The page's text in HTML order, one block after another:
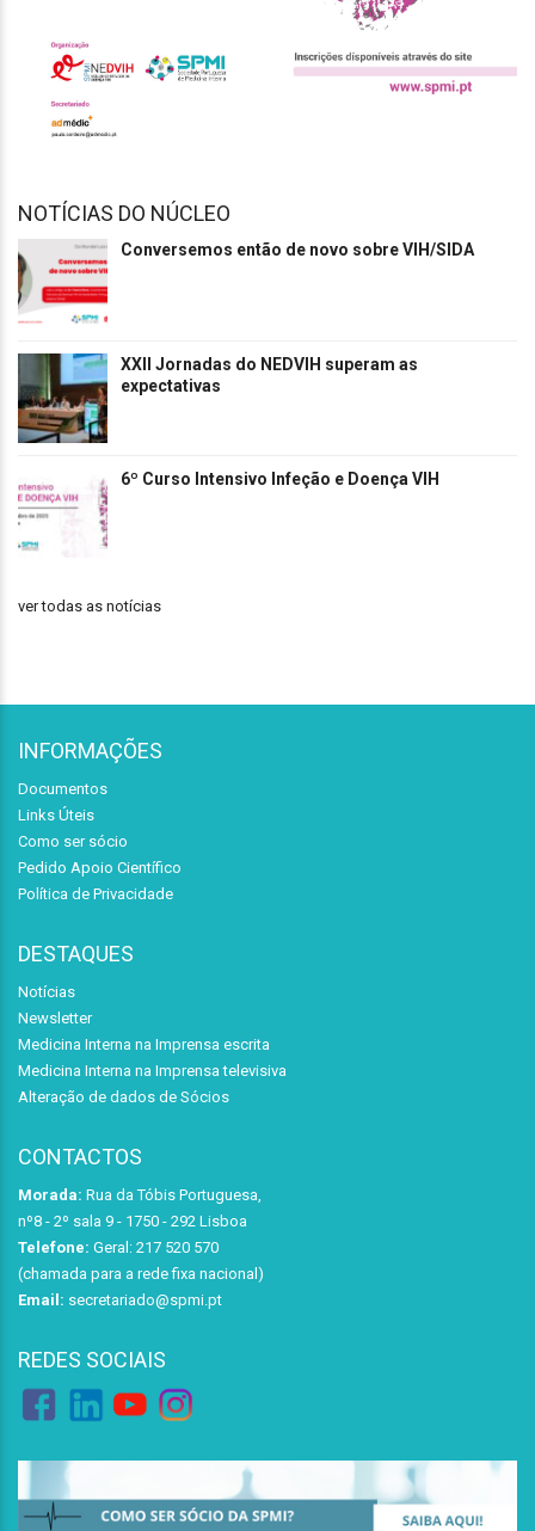
NOTÍCIAS DO NÚCLEO
Conversemos então de novo sobre VIH/SIDA
XXII Jornadas do NEDVIH superam as
expectativas
6º Curso Intensivo Infeção e Doença VIH
ver todas as notícias
INFORMAÇÕES
Documentos
Links Úteis
Como ser sócio
Pedido Apoio Científico
Política de Privacidade
DESTAQUES
Notícias
Newsletter
Medicina Interna na Imprensa escrita
Medicina Interna na Imprensa televisiva
Alteração de dados de Sócios
CONTACTOS
Morada: Rua da Tóbis Portuguesa,
nº8 - 2º sala 9 - 1750 - 292 Lisboa
Telefone: Geral: 217 520 570
(chamada para a rede fixa nacional)
Email: secretariado@spmi.pt
REDES SOCIAIS